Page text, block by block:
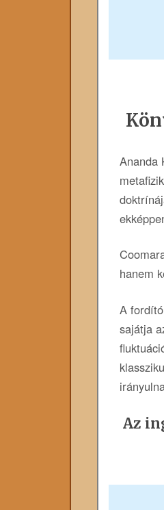
Ananda
hanem
A
sajátja
Az